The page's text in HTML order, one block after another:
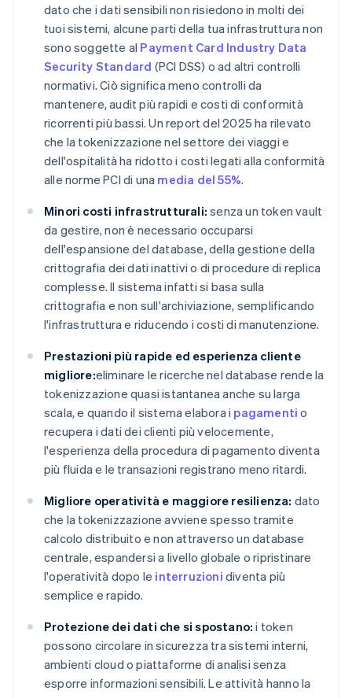
dato che i dati sensibili non risiedono in molti dei
tuoi sistemi, alcune parti della tua infrastruttura non
sono soggette al Payment Card Industry Data
Security Standard (PCI DSS) o ad altri controlli
normativi. Ciò significa meno controlli da
mantenere, audit più rapidi e costi di conformità
ricorrenti più bassi. Un report del 2025 ha rilevato
che la tokenizzazione nel settore dei viaggi e
dell'ospitalità ha ridotto i costi legati alla conformità
alle norme PCI di una media del 55%.
Minori costi infrastrutturali: senza un token vault
da gestire, non è necessario occuparsi
dell'espansione del database, della gestione della
crittografia dei dati inattivi o di procedure di replica
complesse. Il sistema infatti si basa sulla
crittografia e non sull'archiviazione, semplificando
l'infrastruttura e riducendo i costi di manutenzione.
Prestazioni più rapide ed esperienza cliente
migliore:eliminare le ricerche nel database rende la
tokenizzazione quasi istantanea anche su larga
scala, e quando il sistema elabora i pagamenti o
recupera i dati dei clienti più velocemente,
l'esperienza della procedura di pagamento diventa
più fluida e le transazioni registrano meno ritardi.
Migliore operatività e maggiore resilienza: dato
che la tokenizzazione avviene spesso tramite
calcolo distribuito e non attraverso un database
centrale, espandersi a livello globale o ripristinare
l'operatività dopo le interruzioni diventa più
semplice e rapido.
Protezione dei dati che si spostano: i token
possono circolare in sicurezza tra sistemi interni,
ambienti cloud o piattaforme di analisi senza
esporre informazioni sensibili. Le attività hanno la